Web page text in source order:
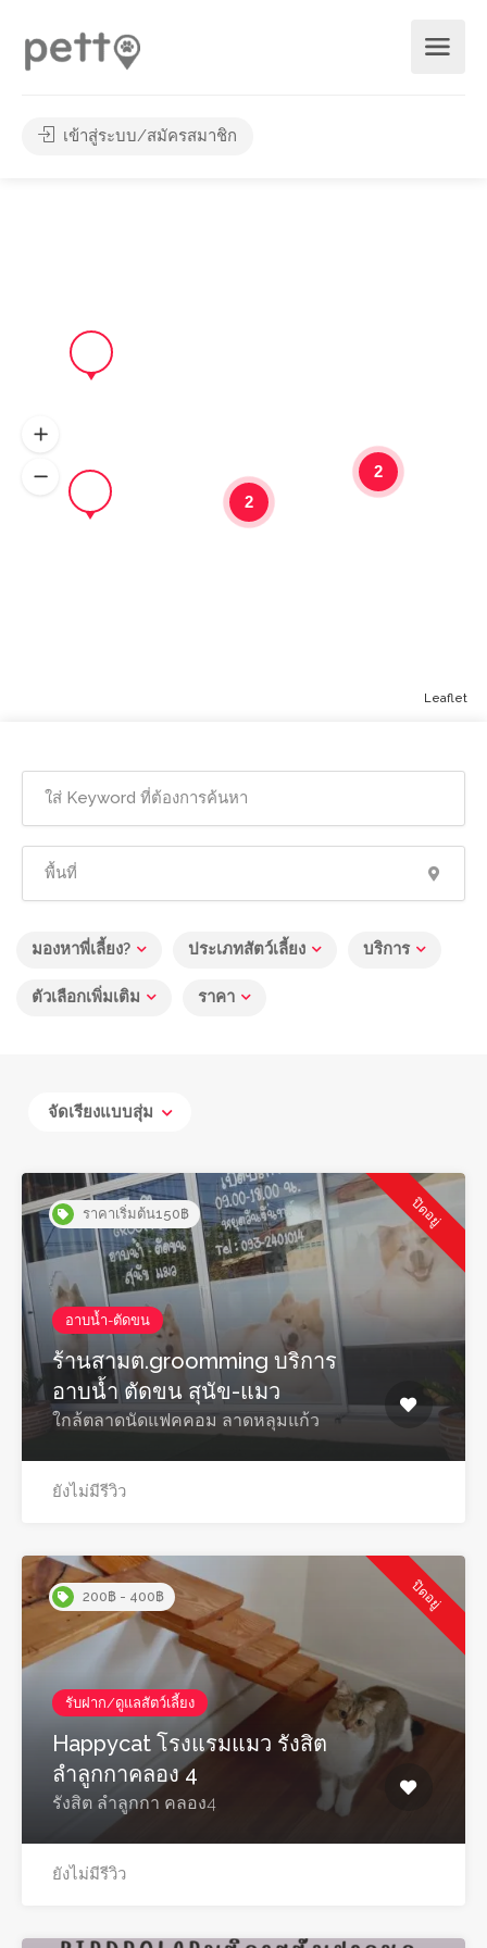
เข้าสู่ระบบ/สมัครสมาชิก
2
2
Leaflet
มองหาพี่เลี้ยง? ประเภทสัตว์เลี้ยง บริการ
ตัวเลือกเพิ่มเติม ราคา
จัดเรียงแบบสุ่ม
ราคาเริ่มต้น150฿ ปิดอยู่
อาบน้ำ-ตัดขน
ร้านสามต.groomming บริการ
อาบน้ำ ตัดขน สุนัข-แมว
ใกล้ตลาดนัดแฟคคอม ลาดหลุมแก้ว
ยังไม่มีรีวิว
200฿ - 400฿ ปิดอยู่
รับฝาก/ดูแลสัตว์เลี้ยง
Happycat โรงแรมแมว รังสิต
ลำลูกกาคลอง 4
รังสิต ลำลูกกา คลอง4
ยังไม่มีรีวิว